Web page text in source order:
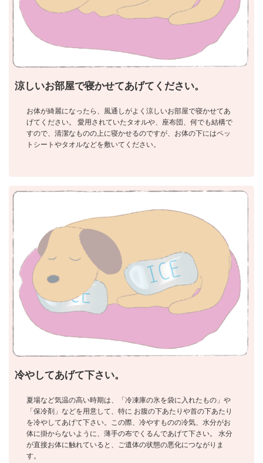
涼しいお部屋で寝かせてあげてください。
お体が綺麗になったら、風通しがよく涼しいお部屋で寝かせてあ
げてください。 愛用されていたタオルや、座布団、何でも結構で
すので、清潔なものの上に寝かせるのですが、お体の下にはペッ
トシートやタオルなどを敷いてください。
冷やしてあげて下さい。
夏場など気温の高い時期は、「冷凍庫の氷を袋に入れたもの」や
「保冷剤」などを用意して、特に お腹の下あたりや首の下あたり
を冷やしてあげて下さい。この際、冷やすものの冷気、水分がお
体に掛からないように、薄手の布でくるんであげて下さい。 水分
が直接お体に触れていると、ご遺体の状態の悪化につながりま
す。